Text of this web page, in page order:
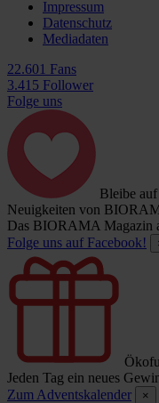
Impressum
Datenschutz
Mediadaten
22.601 Fans
3.415 Follower
Folge uns
Bleibe
Neuigkeiten von
Das BIORAMA Magazin
Folge uns auf Facebook!
Jeden Tag ein neues
Zum Adventskalender
×